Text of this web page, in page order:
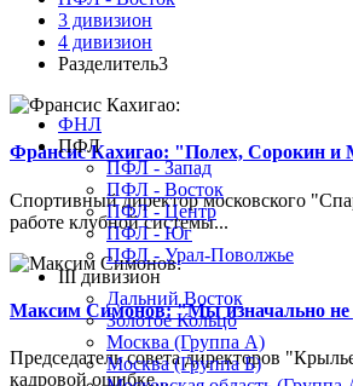
3 дивизион
4 дивизион
Разделитель3
Франсис Кахигао: "Полех, Сорокин и
Спортивный директор московского
работе клубной системы...
Максим Симонов: "Мы изначально не
Председатель совета директоров
кадровой ошибке...
ФНЛ
ПФЛ
ПФЛ - Запад
ПФЛ - Восток
ПФЛ - Центр
ПФЛ - Юг
ПФЛ - Урал-Поволжье
III дивизион
Дальний Восток
Золотое Кольцо
Москва (Группа А)
Москва (Группа Б)